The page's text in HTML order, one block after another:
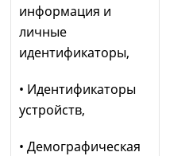
информация и
личные
идентификаторы,
• Идентификаторы
устройств,
• Демографическая